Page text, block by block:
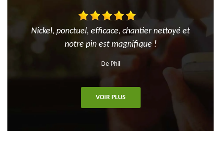
Nickel, ponctuel, efficace, chantier nettoyé et
notre pin est magnifique !
De Phil
VOIR PLUS